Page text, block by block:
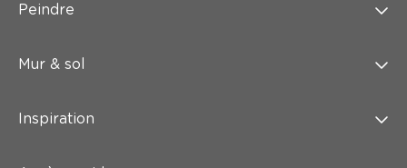
Peindre
Mur & sol
Inspiration